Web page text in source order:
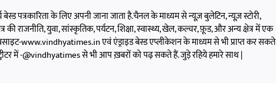
पत्रकारिता के लिए अपनी जाना जाता है.चैनल के माध्यम से न्यूज़ बुलेटिन, न्यूज़ स्टोरी,
की राजनीति, युवा, सांस्कृतिक, पर्यटन, शिक्षा, स्वास्थ्य, खेल, कल्चर, फ़ूड, और अन्य क्षेत्र में एक
www.vindhyatimes.in एवं एंड्राइड बेस्ड एप्लीकेशन के माध्यम से भी प्राप्त कर सकते
में -@vindhyatimes से भी आप ख़बरों को पढ़ सकते हैं. जुड़े रहिये हमारे साथ |